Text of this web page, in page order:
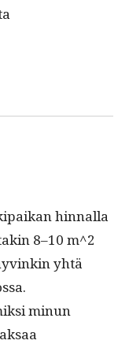
hin­nal­la
8–10 m^2
yhtä
min­un